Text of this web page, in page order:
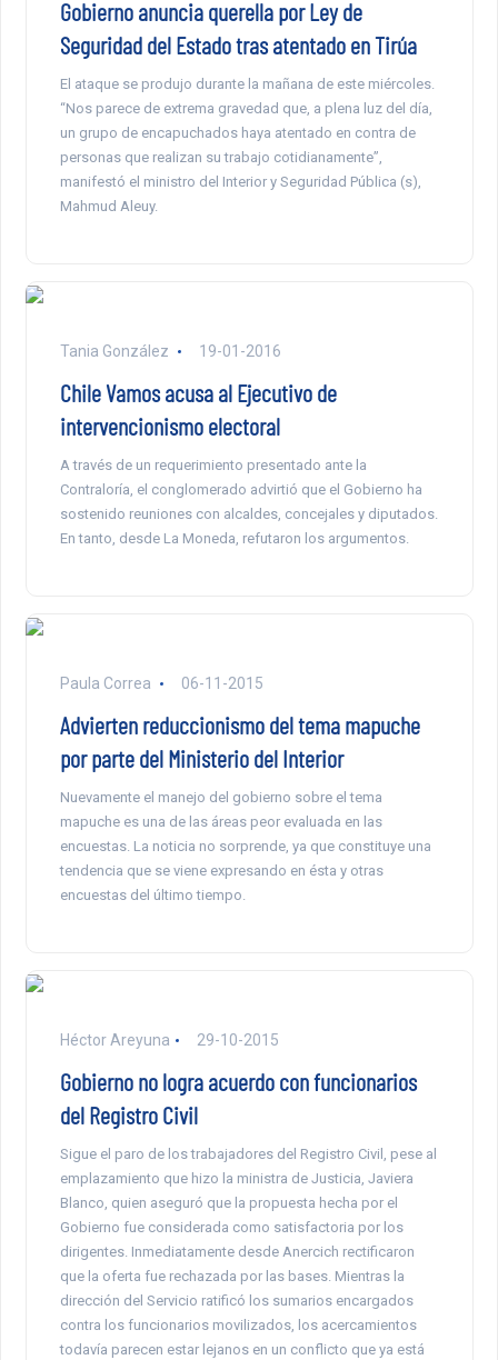
Gobierno anuncia querella por Ley de
Seguridad del Estado tras atentado en Tirúa
El ataque se produjo durante la mañana de este miércoles.
“Nos parece de extrema gravedad que, a plena luz del día,
un grupo de encapuchados haya atentado en contra de
personas que realizan su trabajo cotidianamente”,
manifestó el ministro del Interior y Seguridad Pública (s),
Mahmud Aleuy.
Tania González 19-01-2016
Chile Vamos acusa al Ejecutivo de
intervencionismo electoral
A través de un requerimiento presentado ante la
Contraloría, el conglomerado advirtió que el Gobierno ha
sostenido reuniones con alcaldes, concejales y diputados.
En tanto, desde La Moneda, refutaron los argumentos.
Paula Correa 06-11-2015
Advierten reduccionismo del tema mapuche
por parte del Ministerio del Interior
Nuevamente el manejo del gobierno sobre el tema
mapuche es una de las áreas peor evaluada en las
encuestas. La noticia no sorprende, ya que constituye una
tendencia que se viene expresando en ésta y otras
encuestas del último tiempo.
Héctor Areyuna 29-10-2015
Gobierno no logra acuerdo con funcionarios
del Registro Civil
Sigue el paro de los trabajadores del Registro Civil, pese al
emplazamiento que hizo la ministra de Justicia, Javiera
Blanco, quien aseguró que la propuesta hecha por el
Gobierno fue considerada como satisfactoria por los
dirigentes. Inmediatamente desde Anercich rectificaron
que la oferta fue rechazada por las bases. Mientras la
dirección del Servicio ratificó los sumarios encargados
contra los funcionarios movilizados, los acercamientos
todavía parecen estar lejanos en un conflicto que ya está